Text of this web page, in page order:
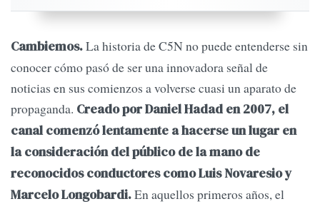
Cambiemos.La historia de C5N no puede entenderse sin
conocer cómo pasó de ser una innovadora señal de
noticias en sus comienzos a volverse cuasi un aparato de
propaganda. Creado por Daniel Hadad en 2007, el
canal comenzó lentamente a hacerse un lugar en
la consideración del público de la mano de
reconocidos conductores como Luis Novaresio y
Marcelo Longobardi.En aquellos primeros años, el